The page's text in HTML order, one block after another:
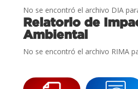
No se encontró el archivo DIA
Relatorio de
Ambiental
No se encontró el archivo RIMA